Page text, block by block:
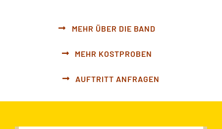
MEHR ÜBER DIE BAND
MEHR KOSTPROBEN
AUFTRITT ANFRAGEN